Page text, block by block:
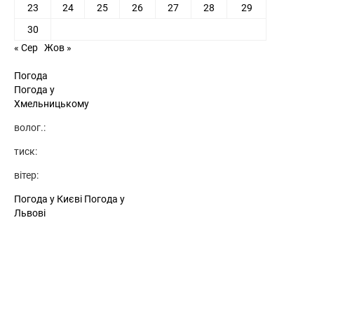
23
24 25 26 27 28
29
30
« Сер Жов »
Погода
Погода у
Хмельницькому
волог.:
тиск:
вітер:
Погода у Києві Погода у
Львові